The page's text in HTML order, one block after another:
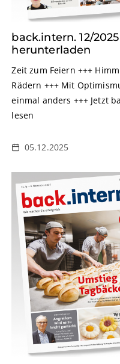
back.intern. 12/
herunterladen
Zeit zum Feiern +++
Rädern +++ Mit
einmal anders +++ Jetzt
lesen
05.12.2025